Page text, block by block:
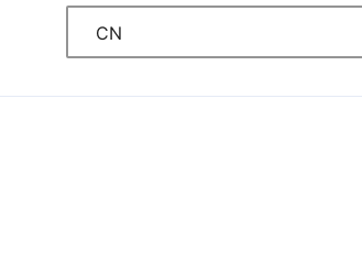
CN